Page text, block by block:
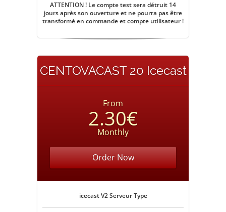
ATTENTION ! Le compte test sera détruit 14
jours après son ouverture et ne pourra pas être
transformé en commande et compte utilisateur !
CENTOVACAST 20 Icecast
From
2.30€
Monthly
Order Now
icecast V2 Serveur Type